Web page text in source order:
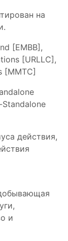
на
[EMBB],
[URLLC],
[MMTC]
действия,
и